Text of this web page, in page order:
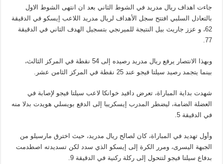
جاءت اهداف ريال مدريد في الشوط الثاني بعد ان انتهى الشوط الاول
بالتعادل السلبي افتتح سجل الأهداف لريال مدريد اللاعب إيسكو في الدقيقة
62، و عزز جاريث بيل النتيجة للميرنجي بتسجيل الهدف الثاني في الدقيقة
77.
وبهذا الانتصار يرفع ريال مدريد رصيده إلى 54 نقطة في المركز الثالث،
بينما يتجمد رصيد سيلتا فيجو عند 25 نقطة في المركز الثامن عشر.
شهدت بداية المباراة، تعرض دافيد خوانكا لاعب سيلتا فيجو لإصابة في
العضلة الضامة، ليضطر المدرب إيسكريبا إلى الدفع بويسلي هويدت بدلا منه
في الدقيقة 5.
وأول تهديد في المباراة، كان لصالح ريال مدريد، حيث اخترق مارسيلو من
الجبهة اليسرى، ومرر الكرة إلى إيسكو الذي سدد لكن تسديدته اصطدمت
بدفاع سيلتا فيجو لتتحول إلى ركلة ركنية في الدقيقة 9.